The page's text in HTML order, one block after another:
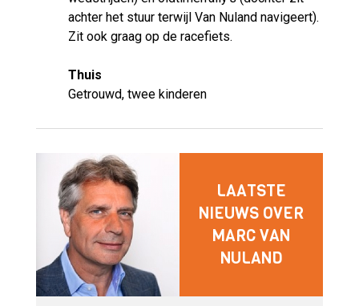
achter het stuur terwijl Van Nuland navigeert).
Zit ook graag op de racefiets.
Thuis
Getrouwd, twee kinderen
LAATSTE
NIEUWS OVER
MARC VAN
NULAND